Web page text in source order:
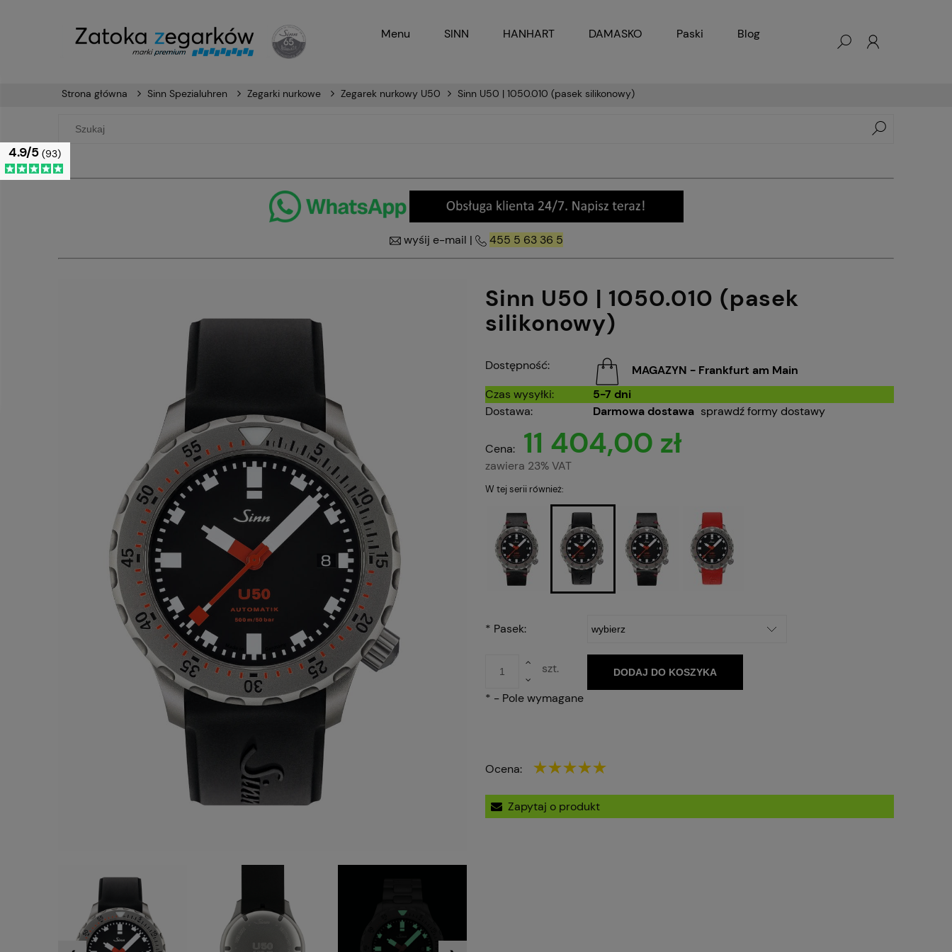
Menu SINN HANHART DAMASKO Paski Blog
Strona główna Sinn Spezialuhren Zegarki nurkowe Zegarek nurkowy U50 Sinn U50 | 1050.010 (pasek silikonowy)
wyśij e-mail | 455 5 63 36 5
Sinn U50 | 1050.010 (pasek
silikonowy)
Dostępność:
MAGAZYN - Frankfurt am Main
Czas wysyłki:
5-7 dni
Dostawa:
Darmowa dostawa sprawdź formy dostawy
Cena: 11 404,00 zł
zawiera 23% VAT
W tej serii również:
* Pasek:
szt. DODAJ DO KOSZYKA
* - Pole wymagane
Ocena:
Zapytaj o produkt
4.9/5 (93)